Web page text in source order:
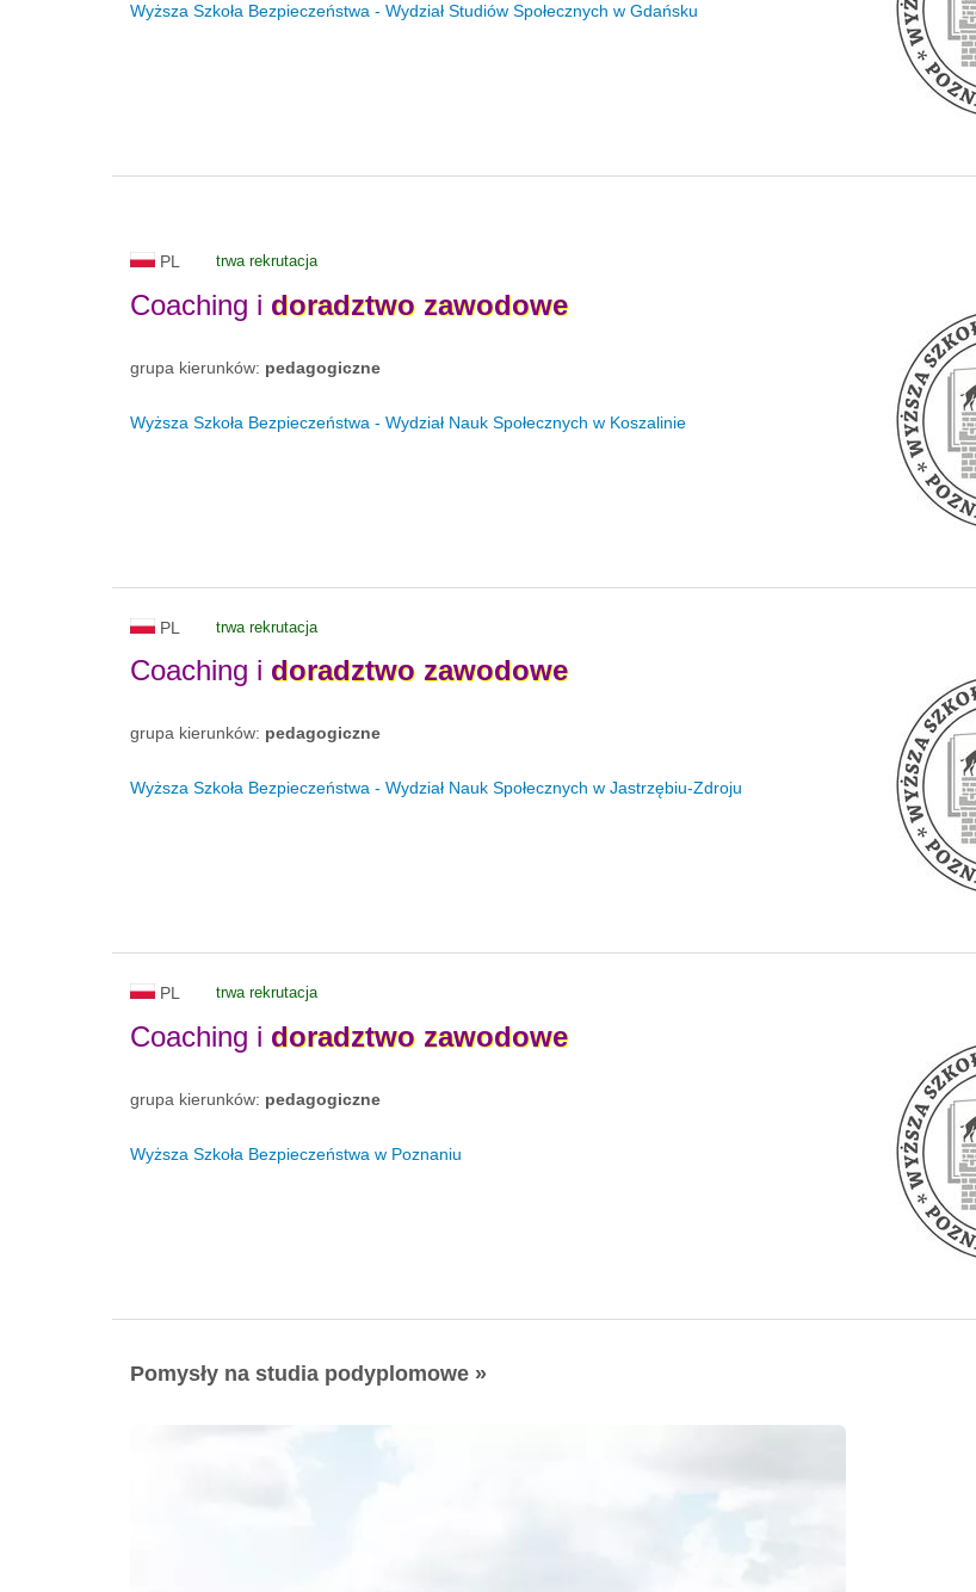
Wyższa Szkoła Bezpieczeństwa - Wydział Studiów Społecznych w Gdańsku
PL trwa rekrutacja
Coaching i doradztwo zawodowe
grupa kierunków: pedagogiczne
Wyższa Szkoła Bezpieczeństwa - Wydział Nauk Społecznych w Koszalinie
PL trwa rekrutacja
Coaching i doradztwo zawodowe
grupa kierunków: pedagogiczne
Wyższa Szkoła Bezpieczeństwa - Wydział Nauk Społecznych w Jastrzębiu-Zdroju
PL trwa rekrutacja
Coaching i doradztwo zawodowe
grupa kierunków: pedagogiczne
Wyższa Szkoła Bezpieczeństwa w Poznaniu
Pomysły na studia podyplomowe »